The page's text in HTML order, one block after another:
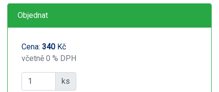
Objednat
Cena: 340 Kč
včetně 0 % DPH
ks